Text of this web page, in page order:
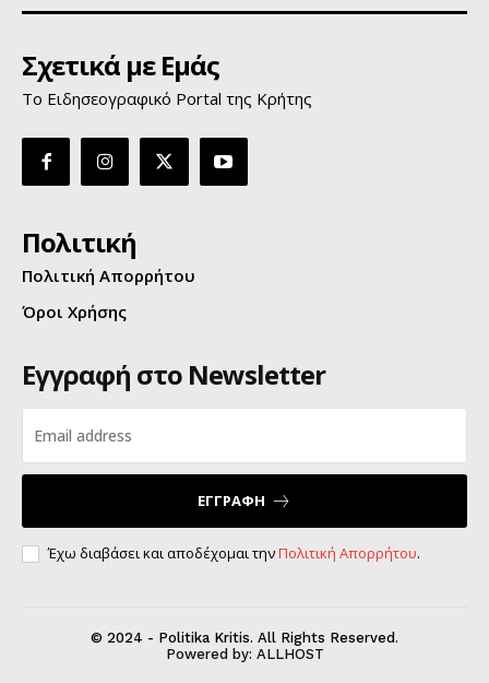
Σχετικά με Εμάς
Το Ειδησεογραφικό Portal της Κρήτης
Πολιτική
Πολιτική Απορρήτου
Όροι Χρήσης
Εγγραφή στο Newsletter
ΕΓΓΡΑΦΗ
Έχω διαβάσει και αποδέχομαι τηνΠολιτική Απορρήτου.
© 2024 - Politika Kritis. All Rights Reserved.
Powered by: ALLHOST